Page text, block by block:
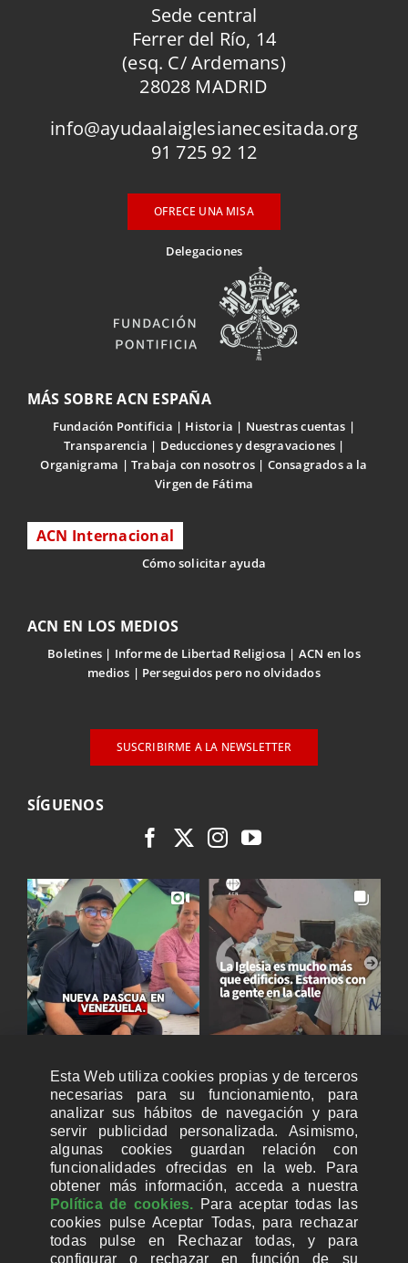
Sede central
Ferrer del Río, 14
(esq. C/ Ardemans)
28028 MADRID
info@ayudaalaiglesianecesitada.org
91 725 92 12
OFRECE UNA MISA
Delegaciones
MÁS SOBRE ACN ESPAÑA
Fundación Pontificia Historia
Nuestras cuentas
Transparencia
Deducciones y desgravaciones
Organigrama
Trabaja con nosotros
Consagrados a la
Virgen de Fátima
ACN Internacional
Cómo solicitar ayuda
ACN EN LOS MEDIOS
Boletines Informe de Libertad Religiosa
ACN en los
medios
Perseguidos pero no olvidados
SUSCRIBIRME A LA NEWSLETTER
SÍGUENOS
Esta Web utiliza cookies propias y de terceros
necesarias para su funcionamiento, para
analizar sus hábitos de navegación y para
servir publicidad personalizada. Asimismo,
algunas cookies guardan relación con
funcionalidades ofrecidas en la web. Para
obtener más información, acceda a nuestra
Política de cookies. Para aceptar todas las
cookies pulse Aceptar Todas, para rechazar
todas pulse en Rechazar todas, y para
configurar o rechazar en función de su